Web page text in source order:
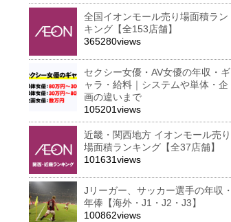
全国イオンモール売り場面積ラン
キング【全153店舗】
365280views
セクシー女優・AV女優の年収・ギ
ャラ・給料｜システムや単体・企
画の違いまで
105201views
近畿・関西地方 イオンモール売り
場面積ランキング【全37店舗】
101631views
Jリーガー、サッカー選手の年収・
年俸【海外・J1・J2・J3】
100862views